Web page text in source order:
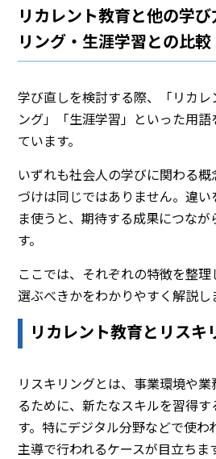
リカレント教育と他の学
リング・生涯学習との比較
学び直しを検討する際、「リカ
ング」「生涯学習」といった用
ています。
いずれも社会人の学びに関わる
づけは同じではありません。違
ま使うと、期待する成果につな
す。
ここでは、それぞれの特徴を整
選ぶべきかをわかりやすく解説し
リカレント教育とリスキ
リスキリングとは、事業環境や
るために、新たなスキルを習得
す。特にデジタル分野などで使
主導で行われるケースが目立ちま